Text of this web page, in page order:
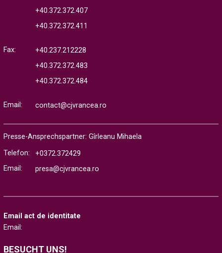
+40.372.372.407
+40.372.372.411
Fax:
+40.237.212228
+40.372.372.483
+40.372.372.484
Email: contact@cjvrancea.ro
Presse-Ansprechspartner: Gîrleanu Mihaela
Telefon:
+0372.372429
Email:
presa@cjvrancea.ro
Email act de identitate
Email:
BESUCHT UNS!